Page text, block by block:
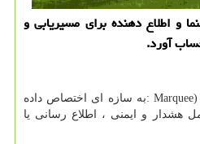
و اطلاع دهنده برای مسیریابی و
آورد.
: Marquee)به سازه ای اختصاص داده
هشدار و ایمنی ، اطلاع رسانی یا